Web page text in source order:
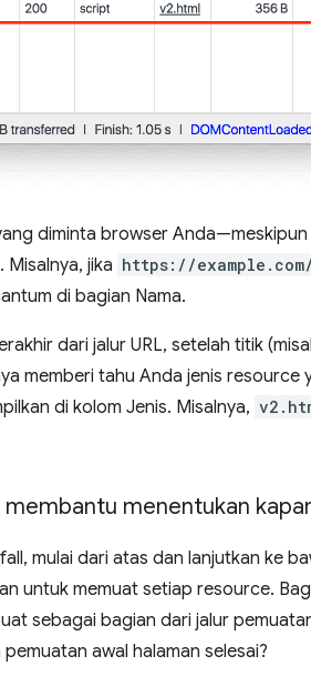
diminta browser
Misalnya, jika https://
di bagian Nama.
dari jalur URL, setelah titik
memberi tahu Anda jenis
di kolom Jenis. Misalnya,
menentukan
mulai dari atas dan lanjutkan ke
untuk memuat setiap resource.
sebagai bagian dari jalur
awal halaman selesai?